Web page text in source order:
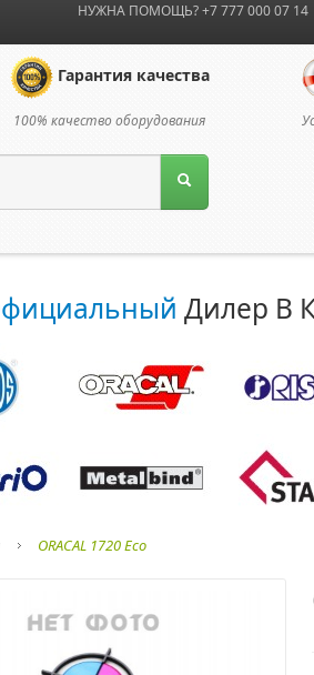
НУЖНА ПОМОЩЬ? +7 777 000 07 14
Гарантия качества
100% качество оборудования
Дилер В
ORACAL 1720 Eco